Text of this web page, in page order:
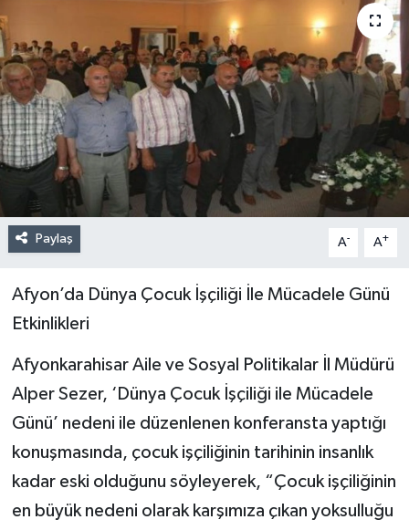
Paylaş A- A+
Afyon’da Dünya Çocuk İşçiliği İle Mücadele Günü
Etkinlikleri
Afyonkarahisar Aile ve Sosyal Politikalar İl Müdürü
Alper Sezer, ‘Dünya Çocuk İşçiliği ile Mücadele
Günü’ nedeni ile düzenlenen konferansta yaptığı
konuşmasında, çocuk işçiliğinin tarihinin insanlık
kadar eski olduğunu söyleyerek, “Çocuk işçiliğinin
en büyük nedeni olarak karşımıza çıkan yoksulluğu